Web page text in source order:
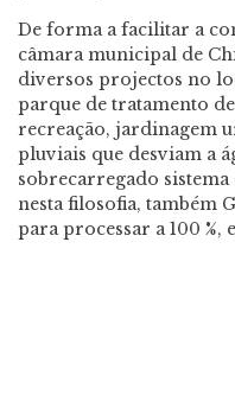
De forma a facilitar a
câmara municipal de
diversos projectos no
parque de tratamento
recreação, jardinagem
pluviais que desviam a
sobrecarregado
nesta filosofia, também
para processar a 100 %,